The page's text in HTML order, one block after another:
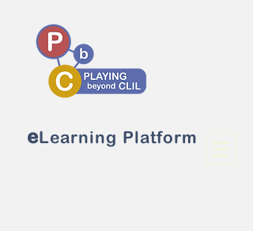
eLearning Platform